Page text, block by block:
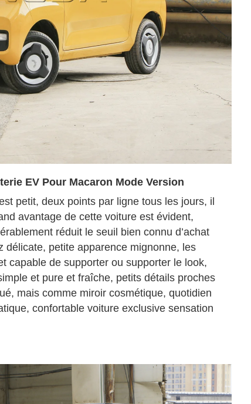
EV Pour Macaron Mode Version
petit, deux points par ligne tous les jours, il
avantage de cette voiture est évident,
réduit le seuil bien connu d’achat
délicate, petite apparence mignonne, les
capable de supporter ou supporter le look,
et pure et fraîche, petits détails proches
mais comme miroir cosmétique, quotidien
confortable voiture exclusive sensation